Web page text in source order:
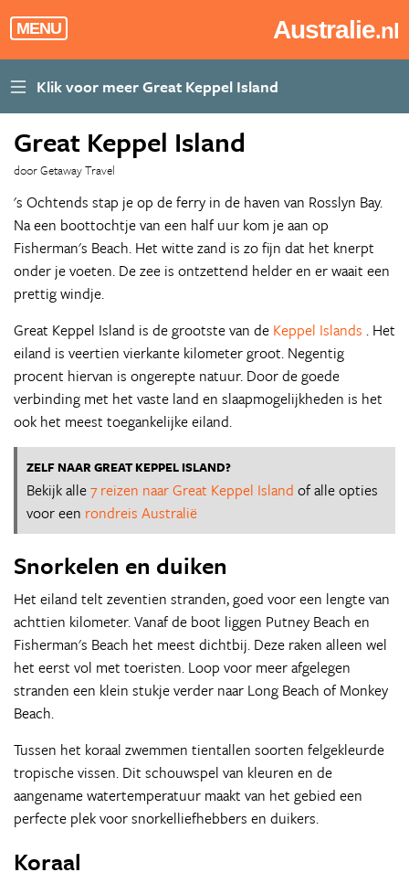
MENU Australie.nl
Great Keppel Island
door Getaway Travel
's Ochtends stap je op de ferry in de haven van Rosslyn Bay.
Na een boottochtje van een half uur kom je aan op
Fisherman's Beach. Het witte zand is zo fijn dat het knerpt
onder je voeten. De zee is ontzettend helder en er waait een
prettig windje.
Great Keppel Island is de grootste van de Keppel Islands . Het
eiland is veertien vierkante kilometer groot. Negentig
procent hiervan is ongerepte natuur. Door de goede
verbinding met het vaste land en slaapmogelijkheden is het
ook het meest toegankelijke eiland.
ZELF NAAR GREAT KEPPEL ISLAND?
Bekijk alle7 reizen naar Great Keppel Island of alle opties
voor een rondreis Australië
Snorkelen en duiken
Het eiland telt zeventien stranden, goed voor een lengte van
achttien kilometer. Vanaf de boot liggen Putney Beach en
Fisherman's Beach het meest dichtbij. Deze raken alleen wel
het eerst vol met toeristen. Loop voor meer afgelegen
stranden een klein stukje verder naar Long Beach of Monkey
Beach.
Tussen het koraal zwemmen tientallen soorten felgekleurde
tropische vissen. Dit schouwspel van kleuren en de
aangename watertemperatuur maakt van het gebied een
perfecte plek voor snorkelliefhebbers en duikers.
Koraal